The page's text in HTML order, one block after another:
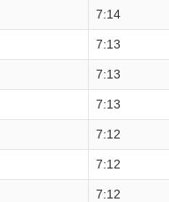
7:14
7:13
7:13
7:13
7:12
7:12
7:12